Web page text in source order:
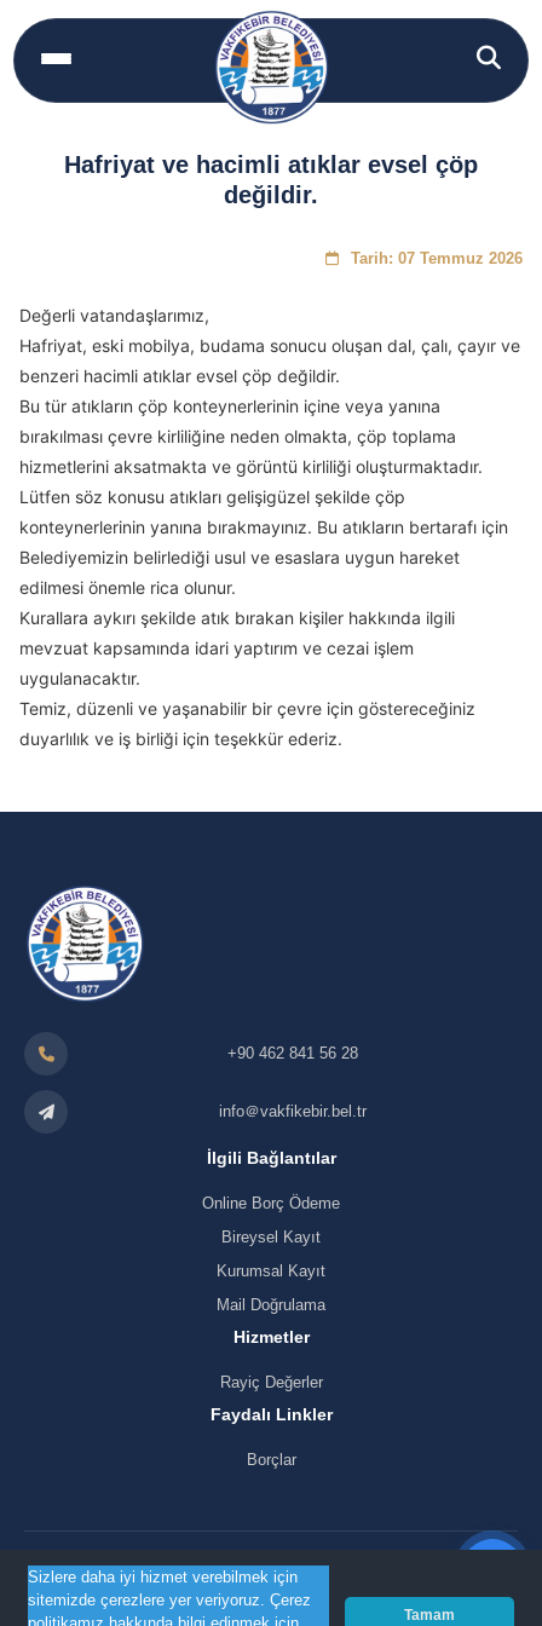
Hafriyat ve hacimli atıklar evsel çöp
değildir.
Tarih: 07 Temmuz 2026
Değerli vatandaşlarımız,
Hafriyat, eski mobilya, budama sonucu oluşan dal, çalı, çayır ve
benzeri hacimli atıklar evsel çöp değildir.
Bu tür atıkların çöp konteynerlerinin içine veya yanına
bırakılması çevre kirliliğine neden olmakta, çöp toplama
hizmetlerini aksatmakta ve görüntü kirliliği oluşturmaktadır.
Lütfen söz konusu atıkları gelişigüzel şekilde çöp
konteynerlerinin yanına bırakmayınız. Bu atıkların bertarafı için
Belediyemizin belirlediği usul ve esaslara uygun hareket
edilmesi önemle rica olunur.
Kurallara aykırı şekilde atık bırakan kişiler hakkında ilgili
mevzuat kapsamında idari yaptırım ve cezai işlem
uygulanacaktır.
Temiz, düzenli ve yaşanabilir bir çevre için göstereceğiniz
duyarlılık ve iş birliği için teşekkür ederiz.
+90 462 841 56 28
info＠vakfikebir.bel.tr
İlgili Bağlantılar
Online Borç Ödeme
Bireysel Kayıt
Kurumsal Kayıt
Mail Doğrulama
Hizmetler
Rayiç Değerler
Faydalı Linkler
Borçlar
KVKK Politikamız
Sizlere daha iyi hizmet verebilmek için
sitemizde çerezlere yer veriyoruz. Çerez
Tamam